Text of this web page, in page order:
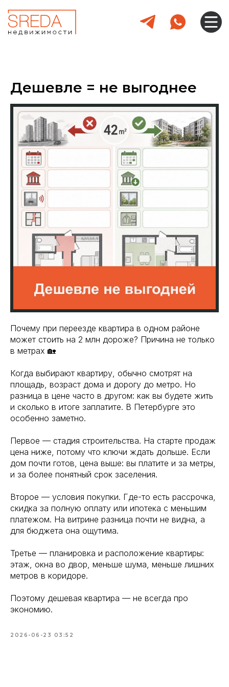
Дешевле = не выгоднее
Почему при переезде квартира в одном районе
может стоить на 2 млн дороже? Причина не только
в метрах 🏡
Когда выбирают квартиру, обычно смотрят на
площадь, возраст дома и дорогу до метро. Но
разница в цене часто в другом: как вы будете жить
и сколько в итоге заплатите. В Петербурге это
особенно заметно.
Первое — стадия строительства. На старте продаж
цена ниже, потому что ключи ждать дольше. Если
дом почти готов, цена выше: вы платите и за метры,
и за более понятный срок заселения.
Второе — условия покупки. Где-то есть рассрочка,
скидка за полную оплату или ипотека с меньшим
платежом. На витрине разница почти не видна, а
для бюджета она ощутима.
Третье — планировка и расположение квартиры:
этаж, окна во двор, меньше шума, меньше лишних
метров в коридоре.
Поэтому дешевая квартира — не всегда про
экономию.
2026-06-23 03:52